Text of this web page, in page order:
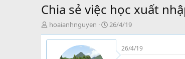
Chia sẻ việc học xuất
T
h
r
hoaianhnguyen
N
g
à
26/4/19
26/4/19